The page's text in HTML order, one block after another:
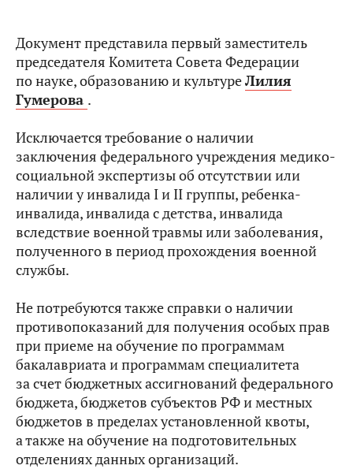
Документ представила первый заместитель
председателя Комитета Совета Федерации
по науке, образованию и культуреЛилия
Гумерова .
Исключается требование о наличии
заключения федерального учреждения медико-
социальной экспертизы об отсутствии или
наличии у инвалида I и II группы, ребенка-
инвалида, инвалида с детства, инвалида
вследствие военной травмы или заболевания,
полученного в период прохождения военной
службы.
Не потребуются также справки о наличии
противопоказаний для получения особых прав
при приеме на обучение по программам
бакалавриата и программам специалитета
за счет бюджетных ассигнований федерального
бюджета, бюджетов субъектов РФ и местных
бюджетов в пределах установленной квоты,
а также на обучение на подготовительных
отделениях данных организаций.